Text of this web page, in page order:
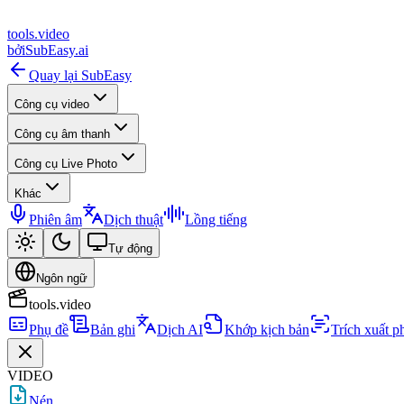
tools.video
bởiSubEasy.ai
Quay lại SubEasy
Công cụ video
Công cụ âm thanh
Công cụ Live Photo
Khác
Phiên âm Dịch thuật Lồng tiếng
Tự động
Ngôn ngữ
tools.video
Phụ đề
Bản ghi Dịch AI Khớp kịch bản Trích xuất
VIDEO
Nén